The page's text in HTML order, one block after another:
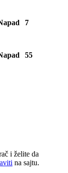
7
55
i želite da
na sajtu.